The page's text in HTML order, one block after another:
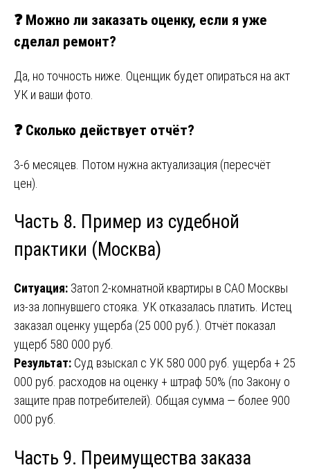
❓ Можно ли заказать оценку, если я уже
сделал ремонт?
Да, но точность ниже. Оценщик будет опираться на акт
УК и ваши фото.
❓ Сколько действует отчёт?
3-6 месяцев. Потом нужна актуализация (пересчёт
цен).
Часть 8. Пример из судебной
практики (Москва)
Ситуация: Затоп 2-комнатной квартиры в САО Москвы
из-за лопнувшего стояка. УК отказалась платить. Истец
заказал оценку ущерба (25 000 руб.). Отчёт показал
ущерб 580 000 руб.
Результат: Суд взыскал с УК 580 000 руб. ущерба + 25
000 руб. расходов на оценку + штраф 50% (по Закону о
защите прав потребителей). Общая сумма — более 900
000 руб.
Часть 9. Преимущества заказа